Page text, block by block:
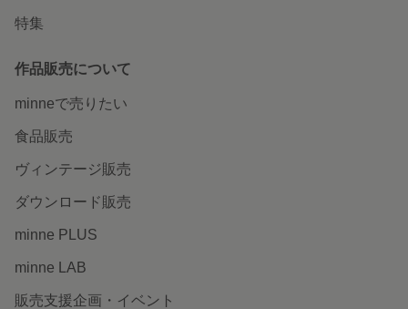
特集
作品販売について
minneで売りたい
食品販売
ヴィンテージ販売
ダウンロード販売
minne PLUS
minne LAB
販売支援企画・イベント